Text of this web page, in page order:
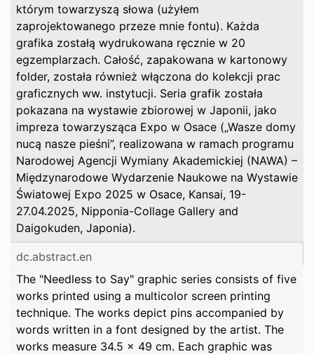
którym towarzyszą słowa (użyłem
zaprojektowanego przeze mnie fontu). Każda
grafika zostałą wydrukowana ręcznie w 20
egzemplarzach. Całość, zapakowana w kartonowy
folder, została również włączona do kolekcji prac
graficznych ww. instytucji. Seria grafik została
pokazana na wystawie zbiorowej w Japonii, jako
impreza towarzysząca Expo w Osace („Wasze domy
nucą nasze pieśni”, realizowana w ramach programu
Narodowej Agencji Wymiany Akademickiej (NAWA) –
Międzynarodowe Wydarzenie Naukowe na Wystawie
Światowej Expo 2025 w Osace, Kansai, 19-
27.04.2025, Nipponia-Collage Gallery and
Daigokuden, Japonia).
dc.abstract.en
The "Needless to Say" graphic series consists of five
works printed using a multicolor screen printing
technique. The works depict pins accompanied by
words written in a font designed by the artist. The
works measure 34.5 x 49 cm. Each graphic was